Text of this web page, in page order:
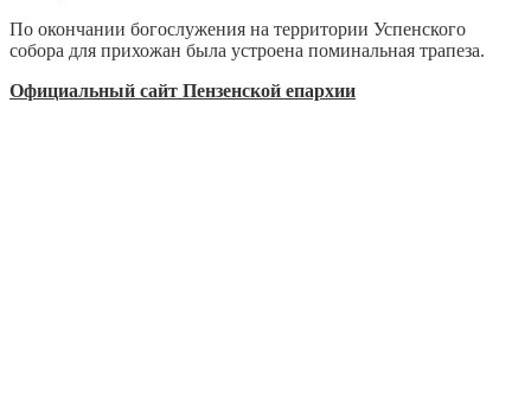
По окончании богослужения на территории Успенского
собора для прихожан была устроена поминальная трапеза.
Официальный сайт Пензенской епархии